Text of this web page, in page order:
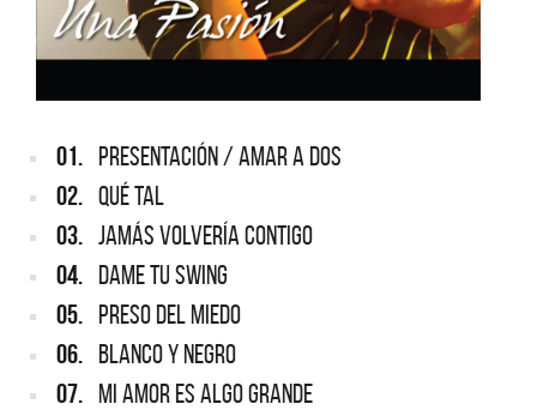
01. PRESENTACIÓN / AMAR A DOS
02. QUÉ TAL
03. JAMÁS VOLVERÍA CONTIGO
04. DAME TU SWING
05. PRESO DEL MIEDO
06. BLANCO Y NEGRO
07. MI AMOR ES ALGO GRANDE